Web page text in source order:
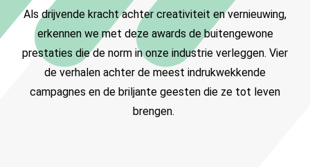
Als drijvende kracht achter creativiteit en vernieuwing,
erkennen we met deze awards de buitengewone
prestaties die de norm in onze industrie verleggen. Vier
de verhalen achter de meest indrukwekkende
campagnes en de briljante geesten die ze tot leven
brengen.